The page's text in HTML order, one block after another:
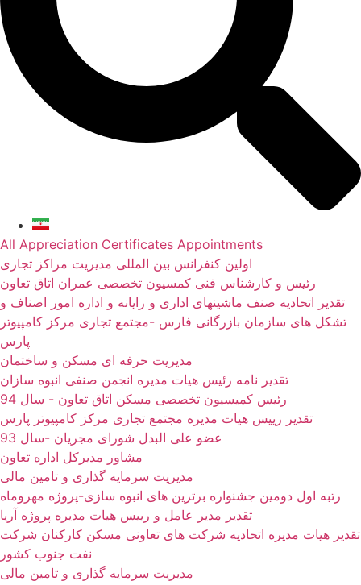
All Appreciation Certificates Appointments
اولین کنفرانس بین المللی مدیریت مراکز تجاری
رئیس و کارشناس فنی کمسیون تخصصی عمران اتاق تعاون
تقدیر اتحادیه صنف ماشینهای اداری و رایانه و اداره امور اصناف و
تشکل های سازمان بازرگانی فارس -مجتمع تجاری مرکز کامپیوتر
پارس
مدیریت حرفه ای مسکن و ساختمان
تقدیر نامه رئیس هیات مدیره انجمن صنفی انبوه سازان
رئیس کمیسیون تخصصی مسکن اتاق تعاون - سال 94
تقدیر رییس هیات مدیره مجتمع تجاری مرکز کامپیوتر پارس
عضو علی البدل شورای مجریان -سال 93
مشاور مدیرکل اداره تعاون
مدیریت سرمایه گذاری و تامین مالی
رتبه اول دومین جشنواره برترین های انبوه سازی-پروژه مهروماه
تقدیر مدیر عامل و رییس هیات مدیره پروژه آریا
تقدیر هیات مدیره اتحادیه شرکت های تعاونی مسکن کارکنان شرکت
نفت جنوب کشور
مدیریت سرمایه گذاری و تامین مالی